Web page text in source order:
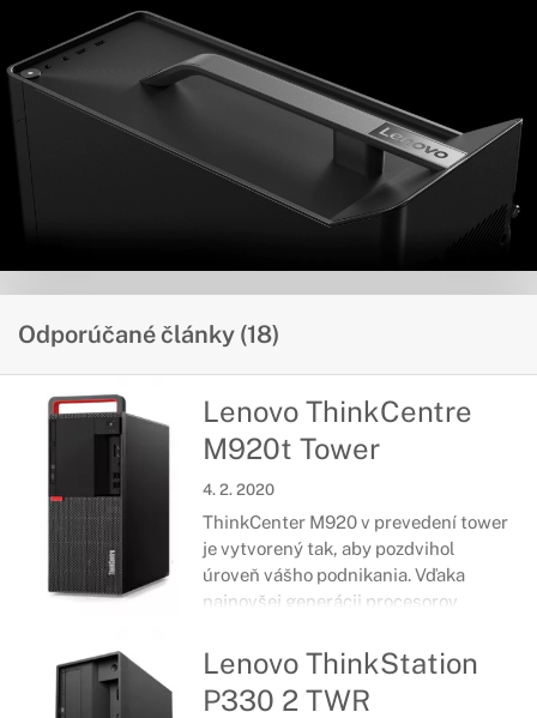
Odporúčané články (18)
Lenovo ThinkCentre
M920t Tower
4. 2. 2020
ThinkCenter M920 v prevedení tower
je vytvorený tak, aby pozdvihol
úroveň vášho podnikania. Vďaka
najnovšej generácii procesorov
grafike s podporou virtuálnej reality
zvýši toto zariadenie vašu
produktivitu.
Lenovo ThinkStation
P330 2 TWR